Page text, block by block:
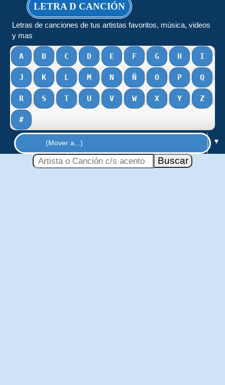
LETRA D CANCIÓN
Letras de canciones de tus artistas favoritos, música, videos
y mas
A B C D E F G H I
J K L M N Ñ O P Q
R S T U V W X Y Z
#
▼